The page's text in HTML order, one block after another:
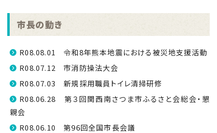
市長の動き
R08.08.01 令和8年熊本地震における被災地支援活動
R08.07.12 市消防操法大会
R08.07.03 新規採用職員トイレ清掃研修
R08.06.28 第３回関西南さつま市ふるさと会総会・懇
親会
R08.06.10 第96回全国市長会議